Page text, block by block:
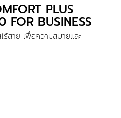
PLUS
FOR BUSINESS
ร้สาย เพื่อความสบายและ